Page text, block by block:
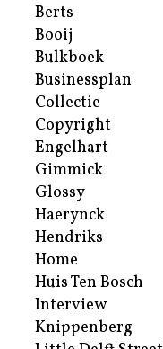
Berts
Booij
Bulkboek
Businessplan
Collectie
Copyright
Engelhart
Gimmick
Glossy
Haerynck
Hendriks
Home
Huis Ten Bosch
Interview
Knippenberg